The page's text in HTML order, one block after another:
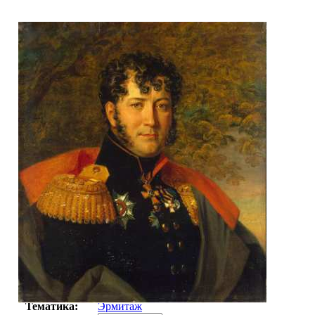
Автор:
Неизвестно
Арт-стиль
Русская живопись XIX века
Тематика:
Эрмитаж